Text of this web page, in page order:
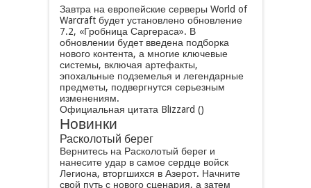
Завтра на европейские серверы World of
Warcraft будет установлено обновление
7.2, «Гробница Саргераса». В
обновлении будет введена подборка
нового контента, а многие ключевые
системы, включая артефакты,
эпохальные подземелья и легендарные
предметы, подвергнутся серьезным
изменениям.
Официальная цитата Blizzard ()
Новинки
Расколотый берег
Вернитесь на Расколотый берег и
нанесите удар в самое сердце войск
Легиона, вторгшихся в Азерот. Начните
свой путь с нового сценария, а затем